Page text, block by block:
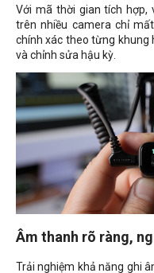
Với mã thời gian tích hợp,
trên nhiều camera chỉ
chính xác theo từng khung
và chỉnh sửa hậu kỳ.
Âm thanh rõ ràng,
Trải nghiệm khả năng ghi